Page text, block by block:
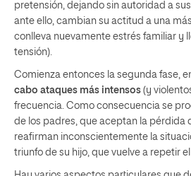
pretensión, dejando sin autoridad a
ante ello, cambian su actitud a una
conlleva nuevamente estrés familiar y
tensión).
Comienza entonces la segunda fase,
cabo ataques más intensos (y
frecuencia. Como consecuencia se
de los padres, que aceptan la pérdida
reafirman inconscientemente la
triunfo de su hijo, que vuelve a repetir